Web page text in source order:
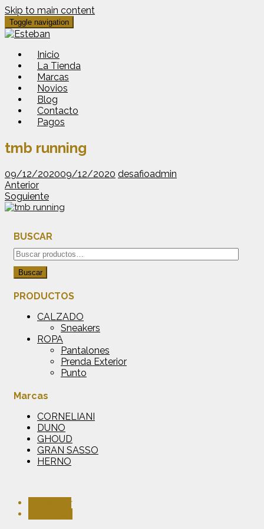
Skip to main content
Toggle navigation
Inicio
La Tienda
Marcas
Novios
Blog
Contacto
Pagos
tmb running
09/12/202009/12/2020 desafioadmin
Anterior
Soguiente
BUSCAR
Buscar
por:
Buscar
PRODUCTOS
CALZADO
Sneakers
ROPA
Pantalones
Prenda Exterior
Punto
Marcas
CORNELIANI
DUNO
GHOUD
GRAN SASSO
HERNO